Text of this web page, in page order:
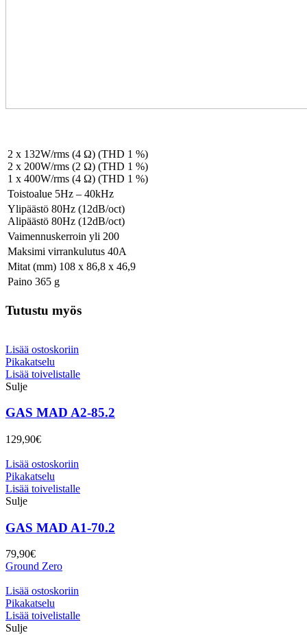
2 x 132W/rms (4 Ω) (THD 1 %)
2 x 200W/rms (2 Ω) (THD 1 %)
1 x 400W/rms (4 Ω) (THD 1 %)
Toistoalue 5Hz – 40kHz
Ylipäästö 80Hz (12dB/oct)
Alipäästö 80Hz (12dB/oct)
Vaimennuskerroin yli 200
Maksimi virrankulutus 40A
Mitat (mm) 108 x 86,8 x 46,9
Paino 365 g
Tutustu myös
Lisää ostoskoriin
Pikakatselu
Lisää toivelistalle
Sulje
GAS MAD A2-85.2
129,90€
Lisää ostoskoriin
Pikakatselu
Lisää toivelistalle
Sulje
GAS MAD A1-70.2
79,90€
Ground Zero
Lisää ostoskoriin
Pikakatselu
Lisää toivelistalle
Sulje